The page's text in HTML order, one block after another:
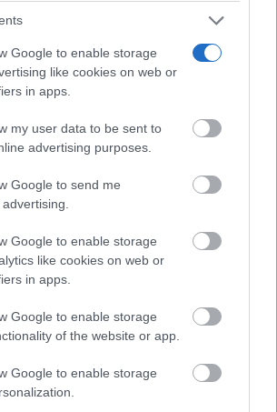
Google to enable storage
like cookies on web or
in apps.
my user data to be sent to
advertising purposes.
Google to send me
Google to enable storage
like cookies on web or
in apps.
Google to enable storage
of the website or app.
Google to enable storage
para eliminar la cal del baño fácil